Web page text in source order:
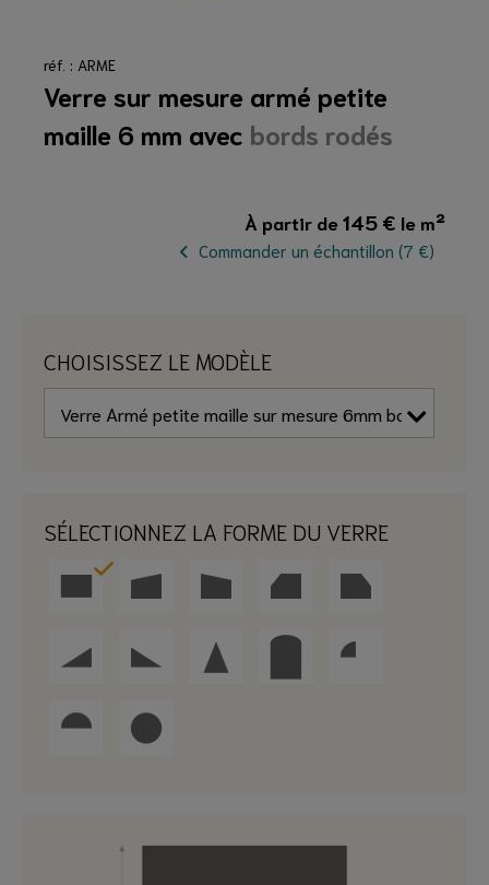
réf. : ARME
Verre sur mesure armé petite
maille 6 mm avec bords rodés
À partir de145 € le m²
Commander un échantillon (7 €)
CHOISISSEZ LE MODÈLE
SÉLECTIONNEZ LA FORME DU VERRE